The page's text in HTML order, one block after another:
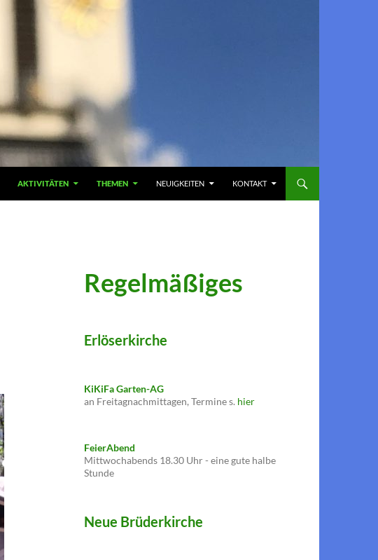
AKTIVITÄTEN THEMEN NEUIGKEITEN KONTAKT
Regelmäßiges
Erlöserkirche
KiKiFa Garten-AG
an Freitagnachmittagen, Termine s. hier
FeierAbend
Mittwochabends 18.30 Uhr - eine gute halbe
Stunde
Neue Brüderkirche